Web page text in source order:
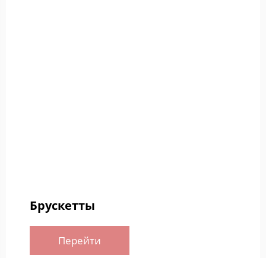
Брускетты
Перейти